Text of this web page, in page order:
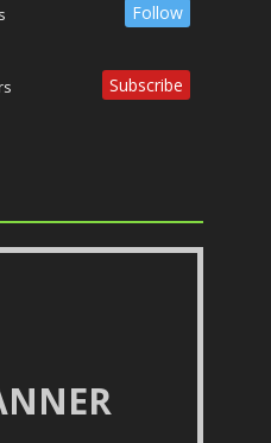
Follow
Subscribe